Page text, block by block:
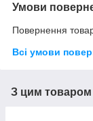
Умови
Повернення
Всі умови
З цим